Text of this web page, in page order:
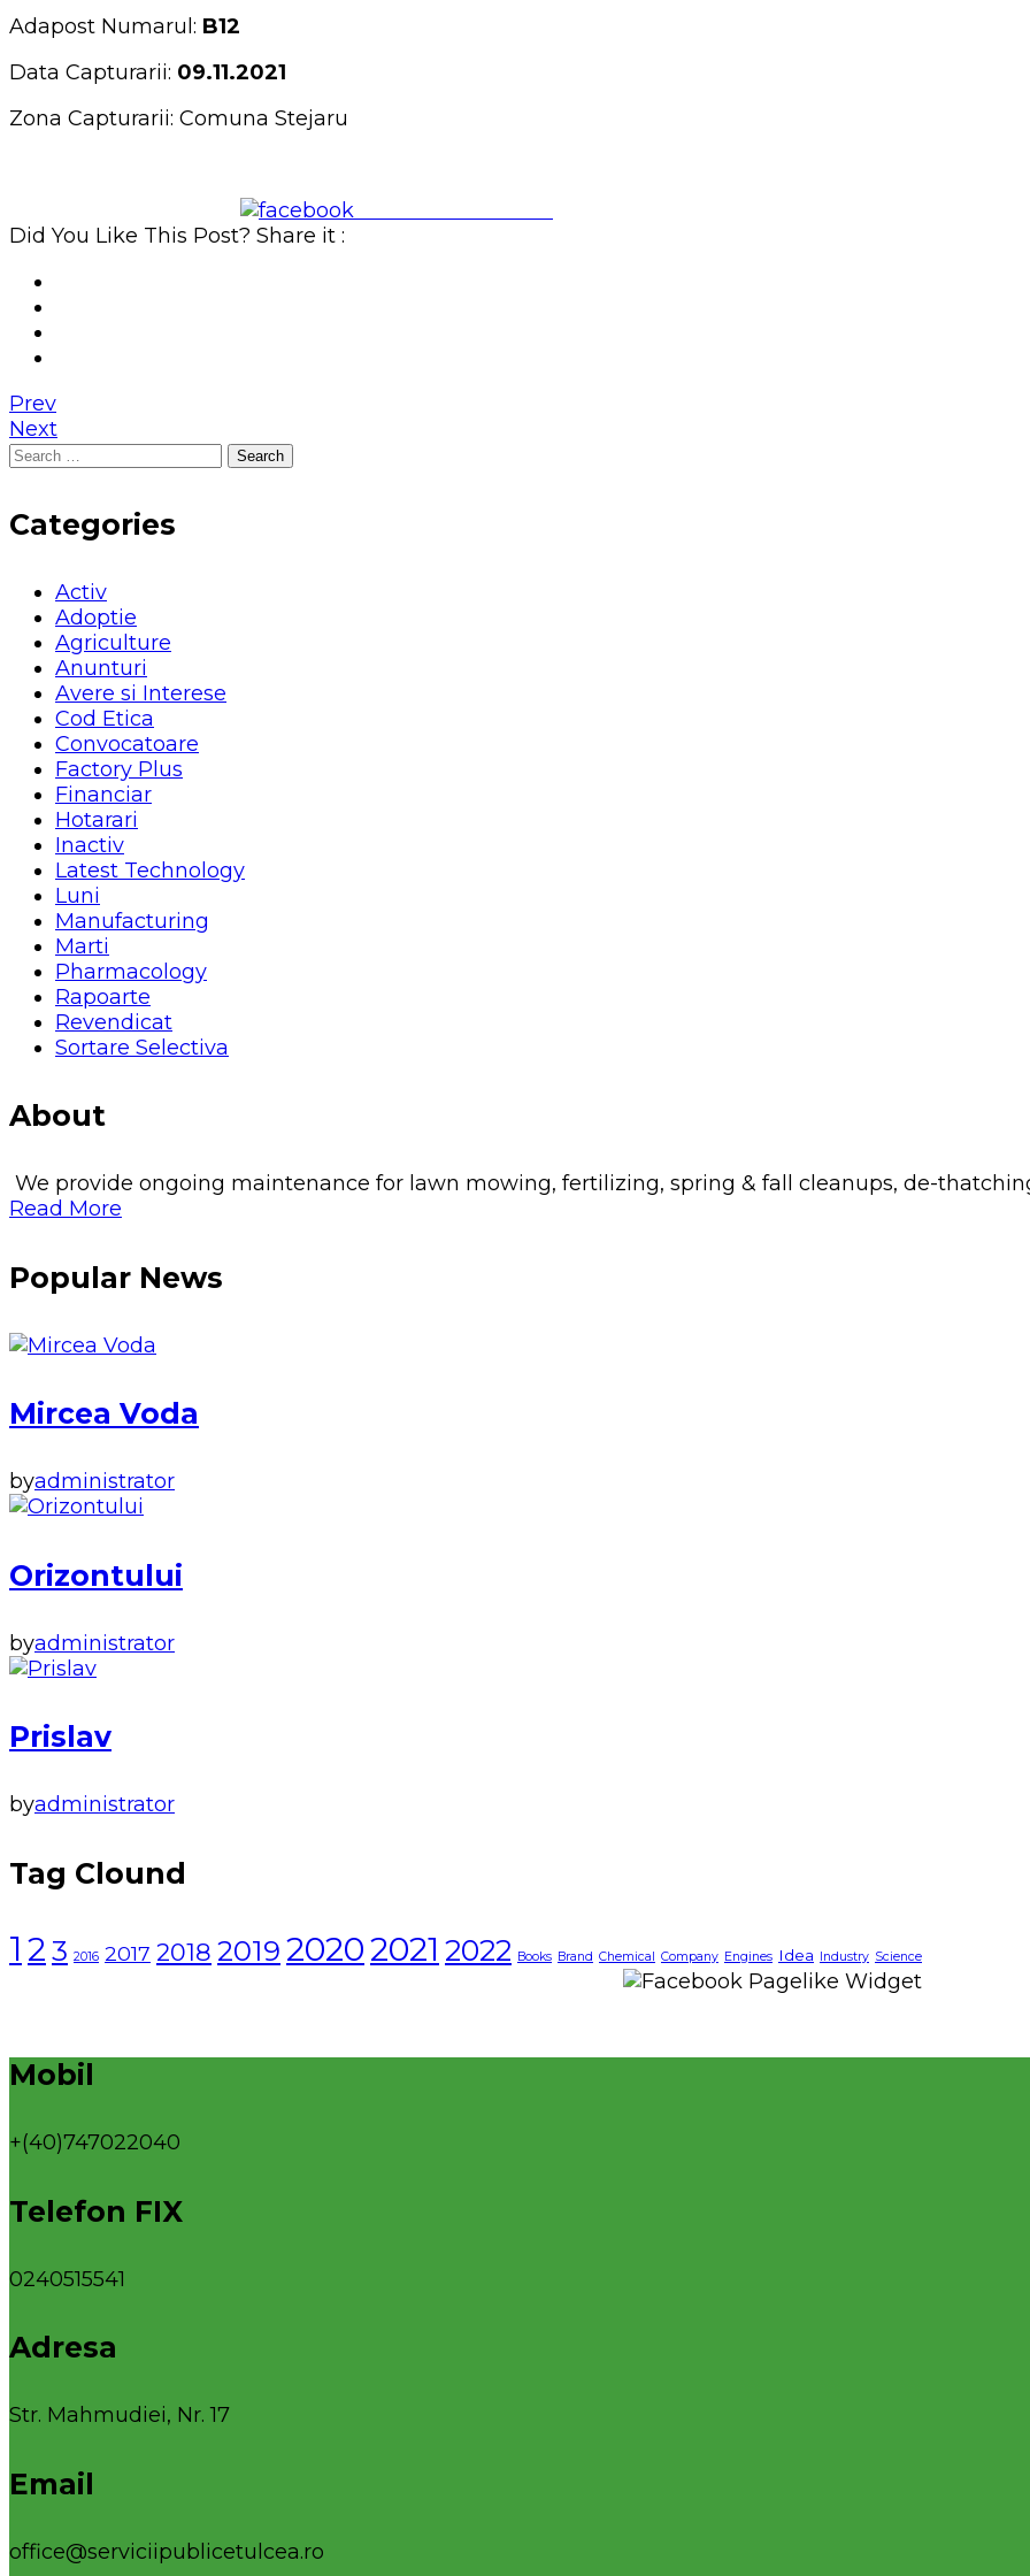
Adapost Numarul: B12
Data Capturarii: 09.11.2021
Zona Capturarii: Comuna Stejaru
Did You Like This Post? Share it :
Prev
Next
Search
Categories
Activ
Adoptie
Agriculture
Anunturi
Avere si Interese
Cod Etica
Convocatoare
Factory Plus
Financiar
Hotarari
Inactiv
Latest Technology
Luni
Manufacturing
Marti
Pharmacology
Rapoarte
Revendicat
Sortare Selectiva
About
We provide ongoing maintenance for lawn mowing, fertilizing, spring & fall cleanups, de-
Read More
Popular News
Mircea Voda
byadministrator
Orizontului
byadministrator
Prislav
byadministrator
Tag Clound
1 2 3 2016 2017 2018 2019 20202021 2022 Books Brand Chemical Company Engines Idea Industry Science
Mobil
+(40)747022040
Telefon FIX
0240515541
Adresa
Str. Mahmudiei, Nr. 17
Email
office@serviciipublicetulcea.ro